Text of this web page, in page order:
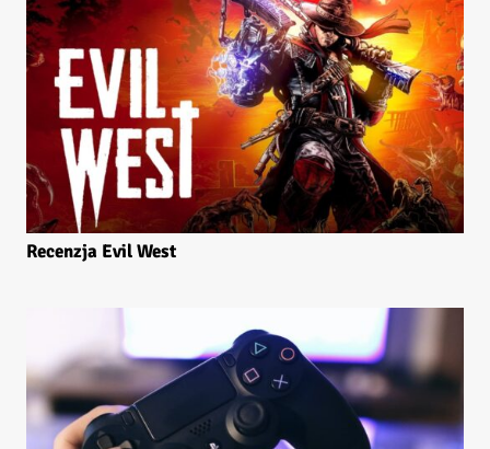
Recenzja Evil West